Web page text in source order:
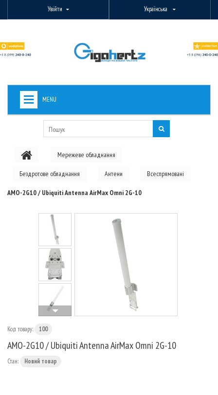
Увійти Українська
MENU
PON ОБЛАДНАННЯ
МАРШРУТИЗАТОРИ
Мережеве обладнання
Бездротове обладнання Антени Всеспрямовані
AMO-2G10 / Ubiquiti Antenna AirMax Omni 2G-10
Код товару: 100
AMO-2G10 / Ubiquiti Antenna AirMax Omni 2G-10
Стан: Новий товар